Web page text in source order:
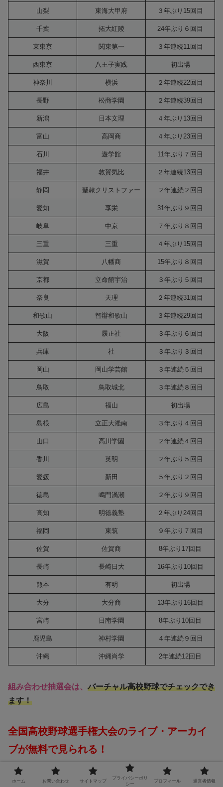
山梨 東海大甲府 ３年ぶり15回目
千葉 拓大紅陵 24年ぶり６回目
東東京 関東第一 ３年連続11回目
西東京 八王子実践 初出場
神奈川 横浜 ２年連続22回目
長野 松商学園 ２年連続39回目
新潟 日本文理 ４年ぶり13回目
富山 高岡商 ４年ぶり23回目
石川 遊学館 11年ぶり７回目
福井 敦賀気比 ２年連続13回目
静岡 聖隷クリストファー ２年連続２回目
愛知 享栄 31年ぶり９回目
岐阜 中京 ７年ぶり８回目
三重 三重 ４年ぶり15回目
滋賀 八幡商 15年ぶり８回目
京都 立命館宇治 ３年ぶり５回目
奈良 天理 ２年連続31回目
和歌山 智辯和歌山 ３年連続29回目
大阪 履正社 ３年ぶり６回目
兵庫 社 ３年ぶり３回目
岡山 岡山学芸館 ３年連続５回目
鳥取 鳥取城北 ３年連続８回目
広島 福山 初出場
島根 立正大淞南 ３年ぶり４回目
山口 高川学園 ２年連続４回目
香川 英明 ２年ぶり５回目
愛媛 新田 ５年ぶり２回目
徳島 鳴門渦潮 ２年ぶり９回目
高知 明徳義塾 ２年ぶり24回目
福岡 東筑 ９年ぶり７回目
佐賀 佐賀商 8年ぶり17回目
長崎 長崎日大 16年ぶり10回目
熊本 有明 初出場
大分 大分商 13年ぶり16回目
宮崎 日南学園 8年ぶり10回目
鹿児島 神村学園 ４年連続９回目
沖縄 沖縄尚学 2年連続12回目
組み合わせ抽選会は、 バーチャル高校野球でチェックでき
ます！
全国高校野球選手権大会のライブ・アーカイ
ブが無料で見られる！
バーチャル高校野球
ホーム お問い合わせ サイトマップ
プライバシーポリ
シー
プロフィール 運営者情報